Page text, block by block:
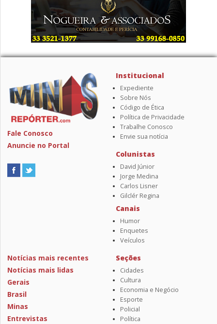
Fale Conosco
Anuncie no Portal
Institucional
Expediente
Sobre Nós
Código de Ética
Política de Privacidade
Trabalhe Conosco
Envie sua notícia
Colunistas
David Júnior
Jorge Medina
Carlos Lisner
Gilclér Regina
Canais
Humor
Enquetes
Veículos
Notícias mais recentes
Notícias mais lidas
Gerais
Brasil
Minas
Entrevistas
Seções
Cidades
Cultura
Economia e Negócio
Esporte
Policial
Política